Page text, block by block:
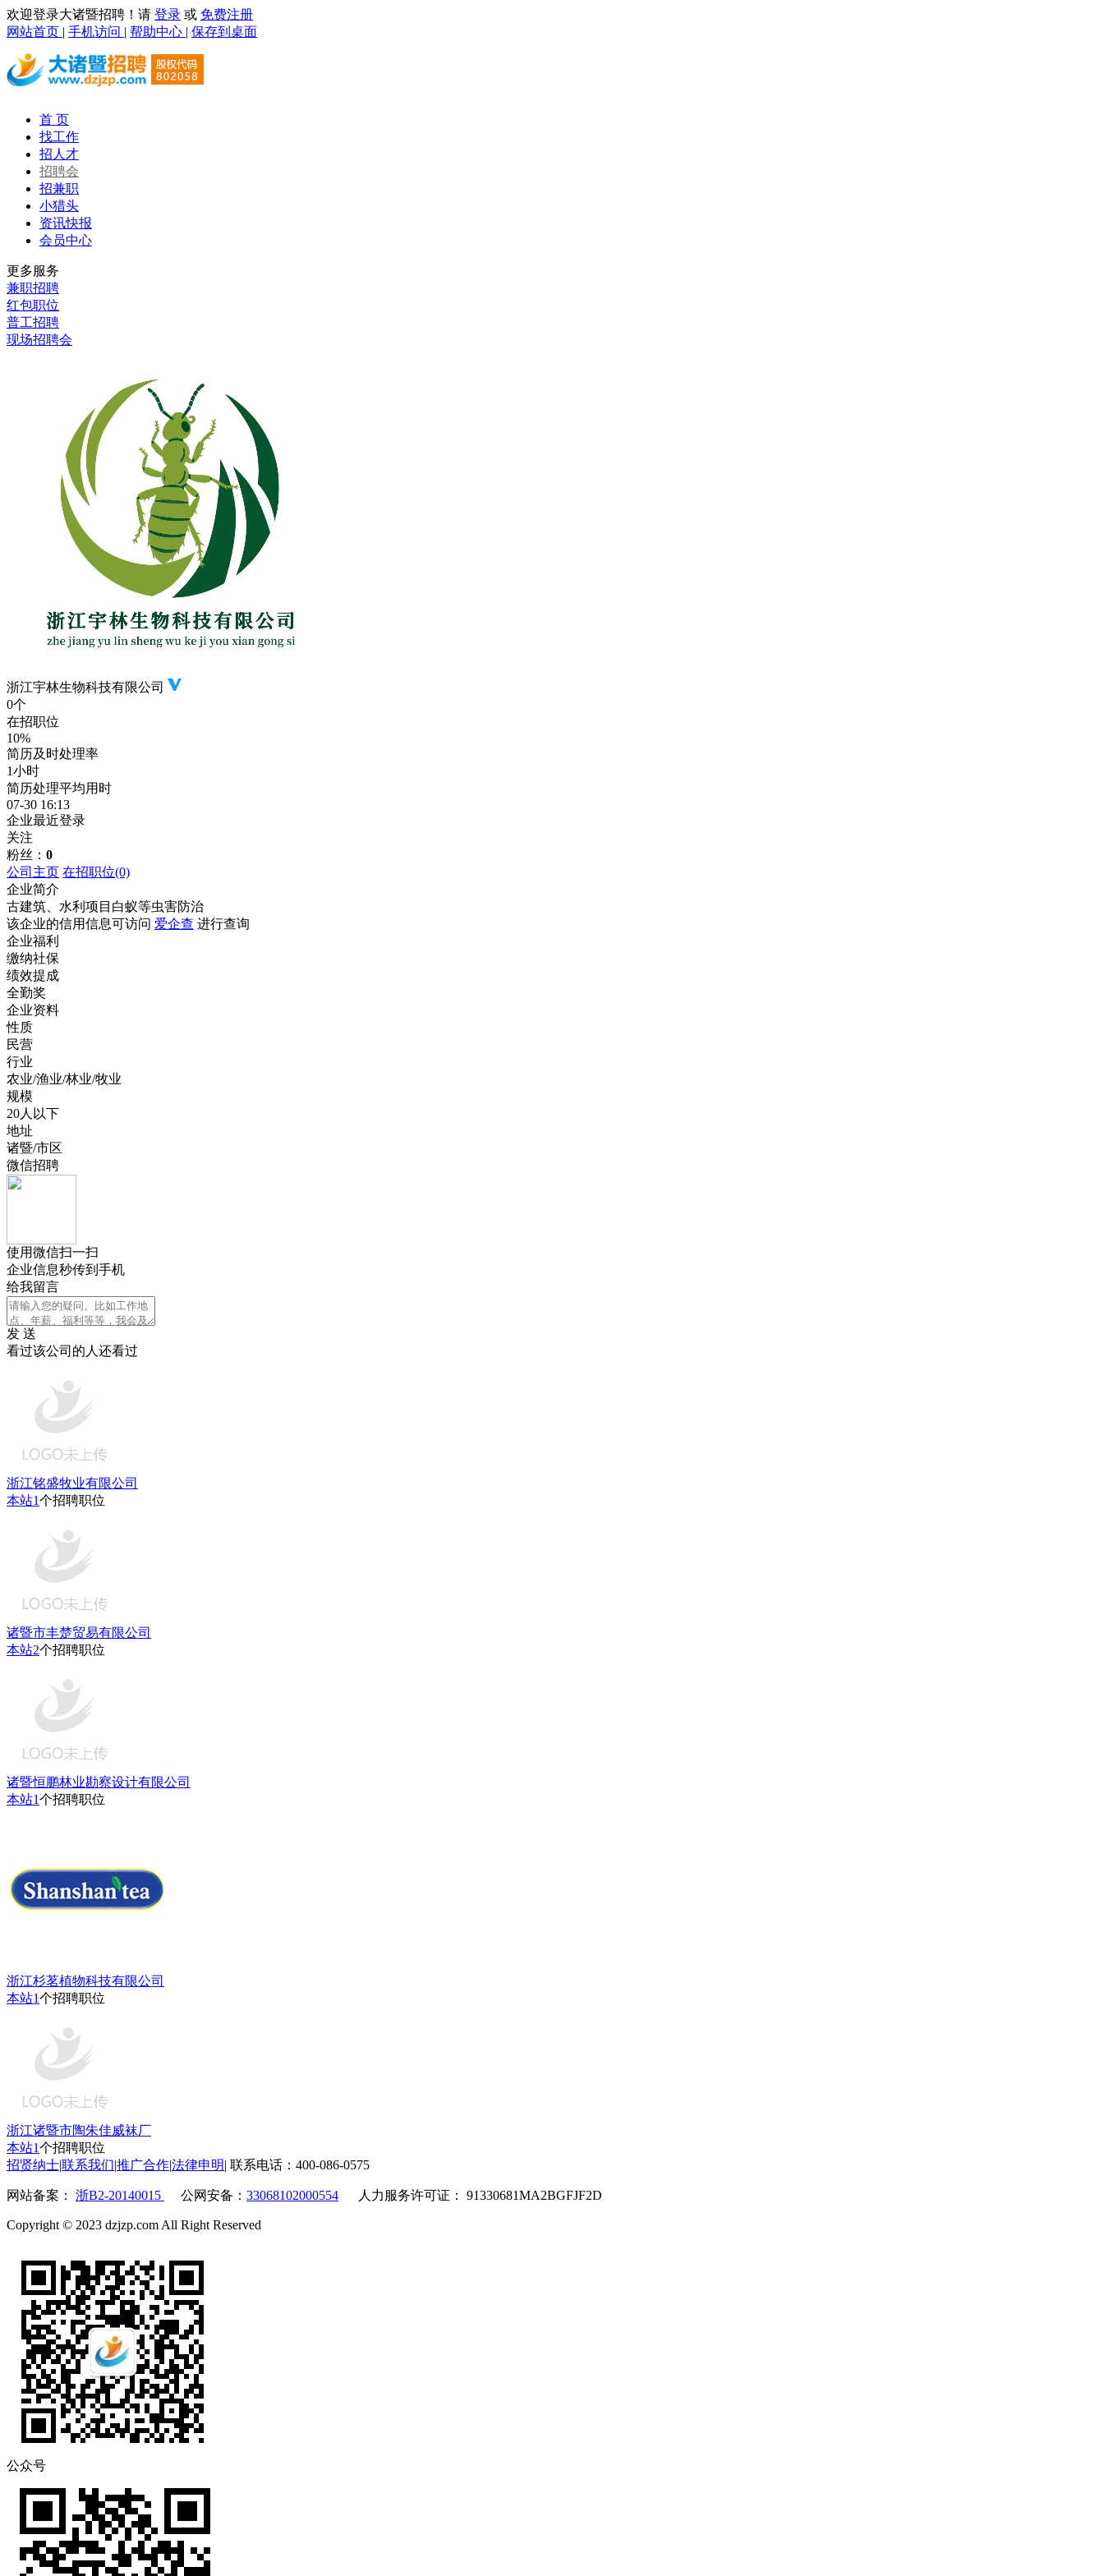
欢迎登录大诸暨招聘！请 登录 或 免费注册
网站首页 | 手机访问 | 帮助中心 | 保存到桌面
首 页
找工作
招人才
招聘会
招兼职
小猎头
资讯快报
会员中心
更多服务
兼职招聘
红包职位
普工招聘
现场招聘会
浙江宇林生物科技有限公司
0个
在招职位
10%
简历及时处理率
1小时
简历处理平均用时
07-30 16:13
企业最近登录
关注
粉丝： 0
公司主页 在招职位(0)
企业简介
古建筑、水利项目白蚁等虫害防治
该企业的信用信息可访问 爱企查 进行查询
企业福利
缴纳社保
绩效提成
全勤奖
企业资料
性质
民营
行业
农业/渔业/林业/牧业
规模
20人以下
地址
诸暨/市区
微信招聘
使用微信扫一扫
企业信息秒传到手机
给我留言
发 送
看过该公司的人还看过
浙江铭盛牧业有限公司
本站1个招聘职位
诸暨市丰楚贸易有限公司
本站2个招聘职位
诸暨恒鹏林业勘察设计有限公司
本站1个招聘职位
浙江杉茗植物科技有限公司
本站1个招聘职位
浙江诸暨市陶朱佳威袜厂
本站1个招聘职位
招贤纳士|联系我们|推广合作|法律申明| 联系电话：400-086-0575
网站备案： 浙B2-20140015 公网安备： 33068102000554 人力服务许可证： 91330681MA2BGFJF2D
Copyright © 2023 dzjzp.com All Right Reserved
公众号